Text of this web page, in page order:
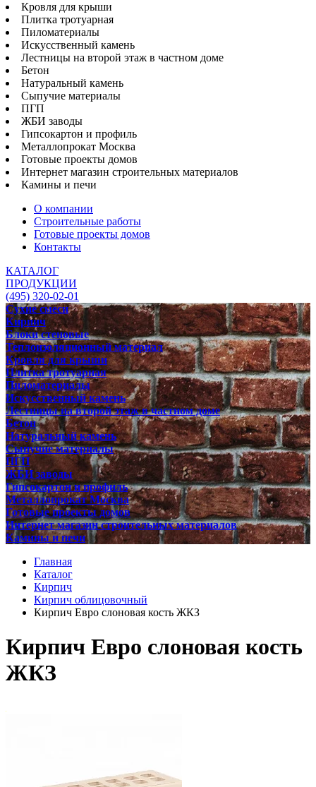
Кровля для крыши
Плитка тротуарная
Пиломатериалы
Искусственный камень
Лестницы на второй этаж в частном доме
Бетон
Натуральный камень
Сыпучие материалы
ПГП
ЖБИ заводы
Гипсокартон и профиль
Металлопрокат Москва
Готовые проекты домов
Интернет магазин строительных материалов
Камины и печи
О компании
Строительные работы
Готовые проекты домов
Контакты
КАТАЛОГ
ПРОДУКЦИИ
(495) 320-02-01
Сухие смеси
Кирпич
Блоки стеновые
Теплоизоляционный материал
Кровля для крыши
Плитка тротуарная
Пиломатериалы
Искусственный камень
Лестницы на второй этаж в частном доме
Бетон
Натуральный камень
Сыпучие материалы
ПГП
ЖБИ заводы
Гипсокартон и профиль
Металлопрокат Москва
Готовые проекты домов
Интернет магазин строительных материалов
Камины и печи
Главная
Каталог
Кирпич
Кирпич облицовочный
Кирпич Евро слоновая кость ЖКЗ
Кирпич Евро слоновая кость
ЖКЗ